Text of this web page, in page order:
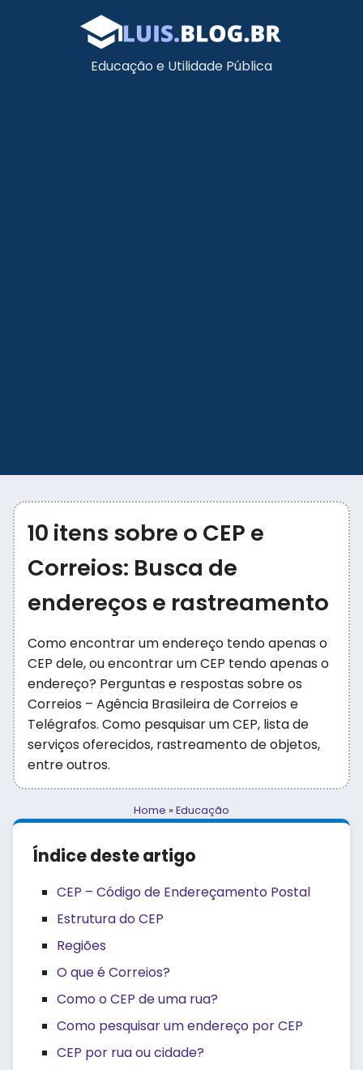
Educação e Utilidade Pública
10 itens sobre o CEP e
Correios: Busca de
endereços e rastreamento
Como encontrar um endereço tendo apenas o
CEP dele, ou encontrar um CEP tendo apenas o
endereço? Perguntas e respostas sobre os
Correios – Agência Brasileira de Correios e
Telégrafos. Como pesquisar um CEP, lista de
serviços oferecidos, rastreamento de objetos,
entre outros.
Home » Educação
Índice deste artigo
CEP – Código de Endereçamento Postal
Estrutura do CEP
Regiões
O que é Correios?
Como o CEP de uma rua?
Como pesquisar um endereço por CEP
CEP por rua ou cidade?